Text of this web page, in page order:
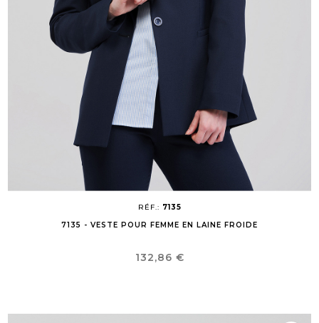
RÉF.: 7135
7135 - VESTE POUR FEMME EN LAINE FROIDE
Prix
132,86 €